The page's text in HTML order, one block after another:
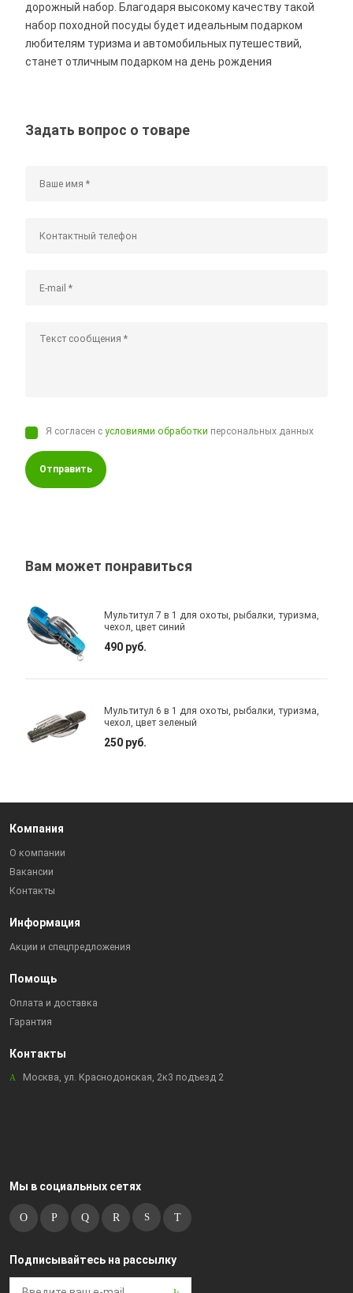
дорожный набор. Благодаря высокому качеству такой
набор походной посуды будет идеальным подарком
любителям туризма и автомобильных путешествий,
станет отличным подарком на день рождения
Задать вопрос о товаре
Я согласен сусловиями обработки персональных данных
Отправить
Вам может понравиться
Мультитул 7 в 1 для охоты, рыбалки, туризма,
чехол, цвет синий
490 руб.
Мультитул 6 в 1 для охоты, рыбалки, туризма,
чехол, цвет зеленый
250 руб.
Компания
О компании
Вакансии
Контакты
Информация
Акции и спецпредложения
Помощь
Оплата и доставка
Гарантия
Контакты
Москва, ул. Краснодонская, 2к3 подъезд 2
Мы в социальных сетях
Подписывайтесь на рассылку